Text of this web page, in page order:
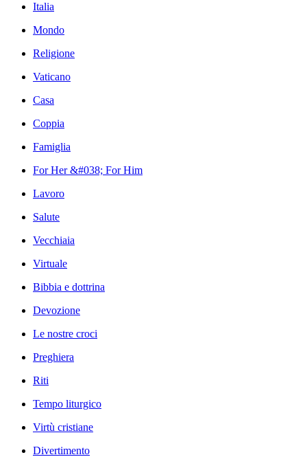
Italia
Mondo
Religione
Vaticano
Casa
Coppia
Famiglia
For Her &#038; For Him
Lavoro
Salute
Vecchiaia
Virtuale
Bibbia e dottrina
Devozione
Le nostre croci
Preghiera
Riti
Tempo liturgico
Virtù cristiane
Divertimento